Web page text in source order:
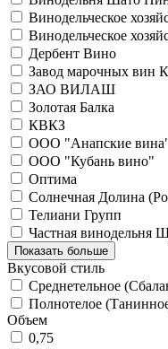
Винодельческое
Винодельческое
Дербент Вино
Завод марочных вин
ЗАО ВИЛАШ
Золотая Балка
КВКЗ
ООО "Анапские
ООО "Кубань вино"
Оптима
Солнечная Долина
Телиани Групп
Частная винодельня
Показать больше
Вкусовой стиль
Среднетельное
Полнотелое
Объем
0,75